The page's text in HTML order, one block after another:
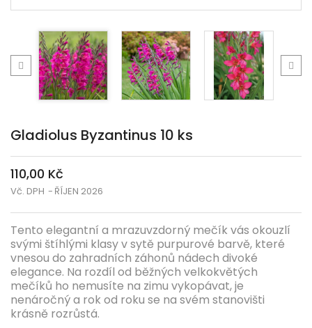
Gladiolus Byzantinus 10 ks
110,00 Kč
Vč. DPH ŘÍJEN 2026
Tento elegantní a mrazuvzdorný mečík vás okouzlí
svými štíhlými klasy v sytě purpurové barvě, které
vnesou do zahradních záhonů nádech divoké
elegance. Na rozdíl od běžných velkokvětých
mečíků ho nemusíte na zimu vykopávat, je
nenáročný a rok od roku se na svém stanovišti
krásně rozrůstá.